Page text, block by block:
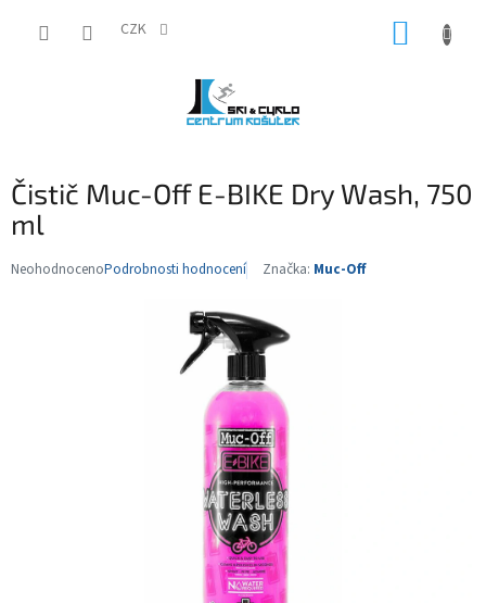
CZK
Čistič Muc-Off E-BIKE Dry Wash, 750
ml
Průměrné
NeohodnocenoPodrobnosti hodnocení Značka: Muc-Off